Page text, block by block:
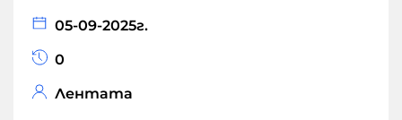
05-09-2025г.
0
Лентата